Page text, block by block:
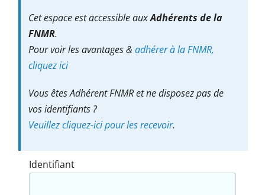
Cet espace est accessible auxAdhérents de la
FNMR.
Pour voir les avantages &adhérer à la FNMR,
cliquez ici
Vous êtes Adhérent FNMR et ne disposez pas de
vos identifiants ?
Veuillez cliquez-ici pour les recevoir.
Identifiant